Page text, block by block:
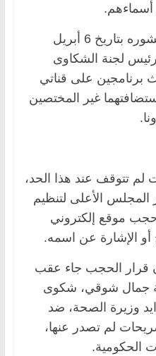
أسماءهم.
وفي تصريحات صحفية، منشوره بتاريخ 6 أبريل
لجنة الشكاوى
برنامجين على قناتي
غير المختصين
لم تتوقف عند هذا الحد،
المجلس الأعلى لتنظيم
حجب موقع إلكتروني
قرار الحجب جاء عقب
جمال شوقي، شكوى
وزيرة الصحة، ضد
لم تصدر عنها،
الحكومية.